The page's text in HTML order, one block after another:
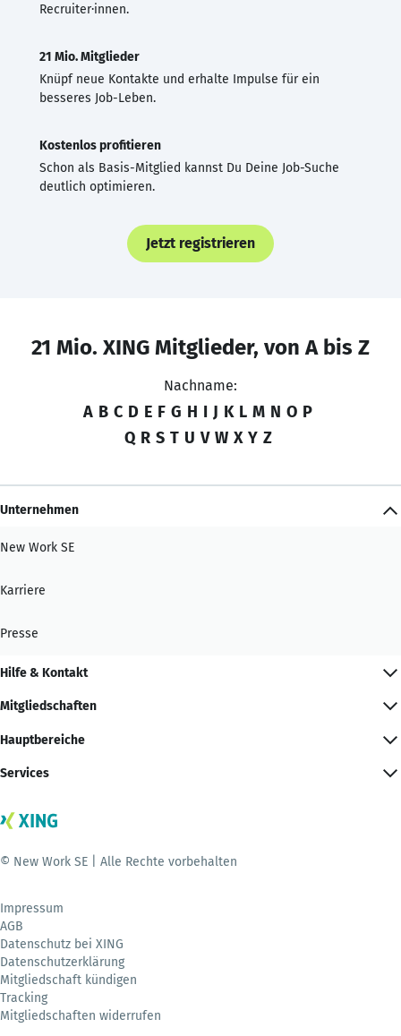
Recruiter·innen.
21 Mio. Mitglieder
Knüpf neue Kontakte und erhalte Impulse für ein
besseres Job-Leben.
Kostenlos profitieren
Schon als Basis-Mitglied kannst Du Deine Job-Suche
deutlich optimieren.
Jetzt registrieren
21 Mio. XING Mitglieder, von A bis Z
Nachname:
A B C D E F G H I J K L M N O P
Q R S T U V W X Y Z
Unternehmen
New Work SE
Karriere
Presse
Hilfe & Kontakt
Mitgliedschaften
Hauptbereiche
Services
© New Work SE | Alle Rechte vorbehalten
Impressum
AGB
Datenschutz bei XING
Datenschutzerklärung
Mitgliedschaft kündigen
Tracking
Mitgliedschaften widerrufen